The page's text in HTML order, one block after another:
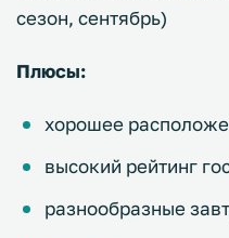
сезон, сентябрь)
Плюсы:
хорошее
высокий рейтинг
разнообразные